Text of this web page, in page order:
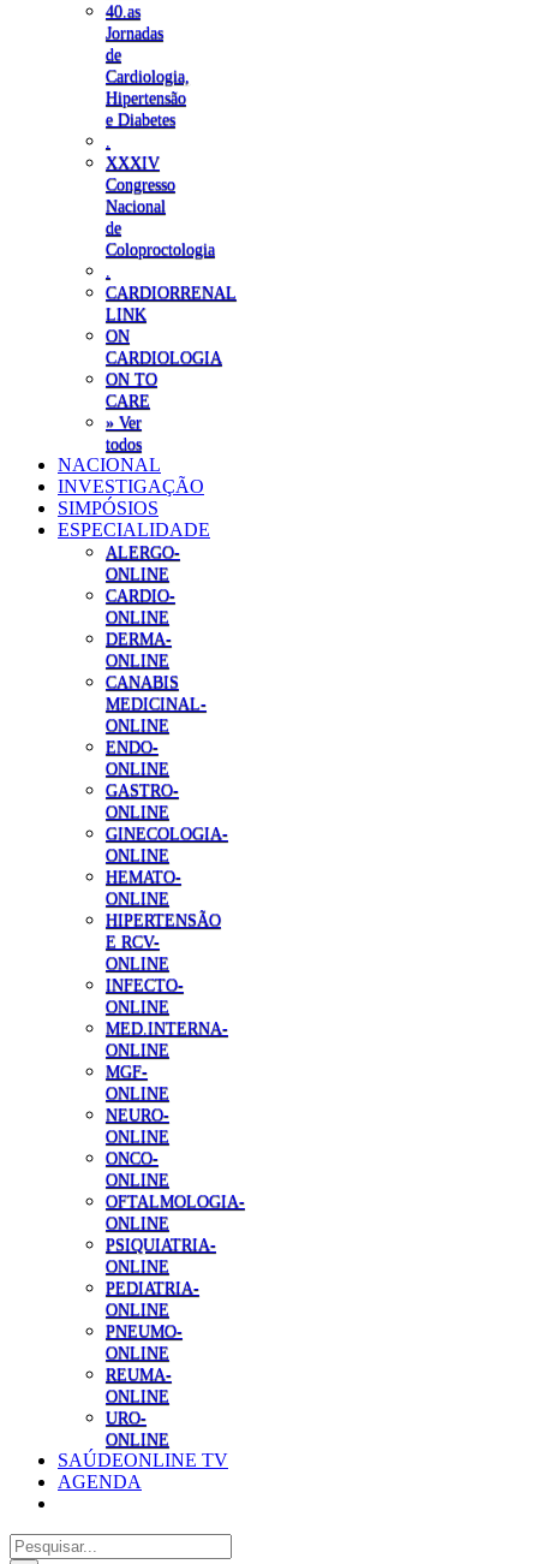
40.as
Jornadas
de
Cardiologia,
Hipertensão
e Diabetes
XXXIV
Congresso
Nacional
de
Coloproctologia
CARDIORRENAL
LINK
ON
CARDIOLOGIA
ON TO
CARE
» Ver
todos
NACIONAL
INVESTIGAÇÃO
SIMPÓSIOS
ESPECIALIDADE
ALERGO-
ONLINE
CARDIO-
ONLINE
DERMA-
ONLINE
CANABIS
MEDICINAL-
ONLINE
ENDO-
ONLINE
GASTRO-
ONLINE
GINECOLOGIA-
ONLINE
HEMATO-
ONLINE
HIPERTENSÃO
E RCV-
ONLINE
INFECTO-
ONLINE
MED.INTERNA-
ONLINE
MGF-
ONLINE
NEURO-
ONLINE
ONCO-
ONLINE
OFTALMOLOGIA-
ONLINE
PSIQUIATRIA-
ONLINE
PEDIATRIA-
ONLINE
PNEUMO-
ONLINE
REUMA-
ONLINE
URO-
ONLINE
SAÚDEONLINE TV
AGENDA
Pesquisar